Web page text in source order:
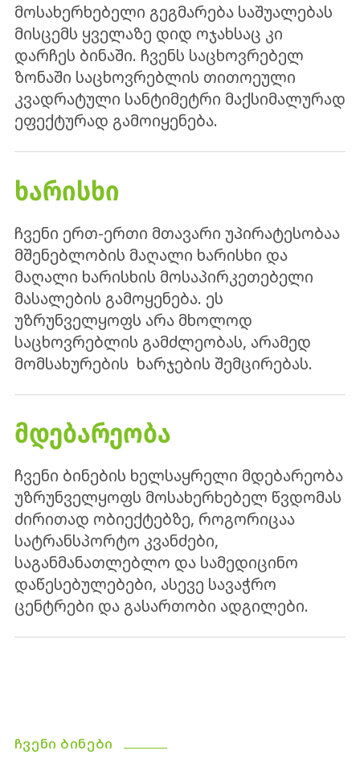
მოსახერხებელი გეგმარება საშუალებას
მისცემს ყველაზე დიდ ოჯახსაც კი
დარჩეს ბინაში. ჩვენს საცხოვრებელ
ზონაში საცხოვრებლის თითოეული
კვადრატული სანტიმეტრი მაქსიმალურად
ეფექტურად გამოიყენება.
ᲮᲐᲠᲘᲡᲮᲘ
ჩვენი ერთ-ერთი მთავარი უპირატესობაა
მშენებლობის მაღალი ხარისხი და
მაღალი ხარისხის მოსაპირკეთებელი
მასალების გამოყენება. ეს
უზრუნველყოფს არა მხოლოდ
საცხოვრებლის გამძლეობას, არამედ
მომსახურების ხარჯების შემცირებას.
ᲛᲓᲔᲑᲐᲠᲔᲝᲑᲐ
ჩვენი ბინების ხელსაყრელი მდებარეობა
უზრუნველყოფს მოსახერხებელ წვდომას
ძირითად ობიექტებზე, როგორიცაა
სატრანსპორტო კვანძები,
საგანმანათლებლო და სამედიცინო
დაწესებულებები, ასევე სავაჭრო
ცენტრები და გასართობი ადგილები.
ᲩᲕᲔᲜᲘ ᲑᲘᲜᲔᲑᲘ